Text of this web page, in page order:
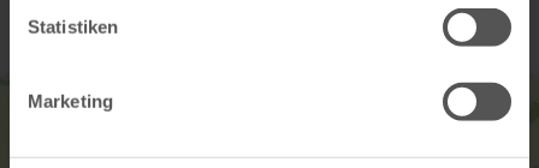
Statistiken
Marketing